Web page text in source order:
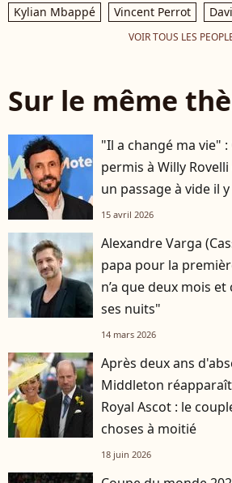
Kylian Mbappé
Vincent Perrot
VOIR TOUS LES
Sur le même
"Il a changé ma vie"
permis à Willy
un passage à vide il
15 avril 2026
Alexandre Varga
papa pour la
n’a que deux mois
ses nuits"
14 mars 2026
Après deux ans
Middleton
Royal Ascot : le
choses à moitié
18 juin 2026